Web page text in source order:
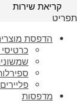
קריאת שירות
תפריט
הדפסת
פליירים
מדפסות